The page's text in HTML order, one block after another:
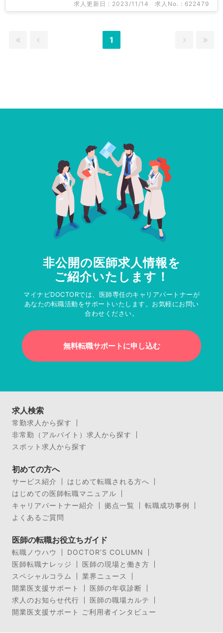
求人更新日 : 2023/11/14 求人No. : 622479
1
非公開の医師求人情報を
ご紹介いたします！
マイナビDOCTORでは、医師専任のキャリアパートナーが
あなたの転職活動をサポートいたします。お気軽にお問い
合わせください。
無料転職サポートに申し込む
求人検索
常勤求人から探す
非常勤（アルバイト）求人から探す
スポット求人から探す
初めての方へ
サービス紹介
はじめて転職される方へ
はじめての医師転職マニュアル
キャリアパートナー紹介
拠点一覧
転職成功事例
よくあるご質問
医師の転職お役立ちガイド
転職ノウハウ
DOCTOR’S COLUMN
医師転職ナレッジ
医師の現場と働き方
スペシャルコラム
業界ニュース
開業医支援サポート
医師の年収診断
求人のお知らせ代行
医師の職場カルテ
開業医支援サポート ご利用者インタビュー